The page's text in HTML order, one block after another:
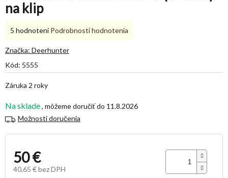
na klip
Kód: 5555
Na sklade
11.8.2026
Možnosti doručenia
50 €
40,65 € bez DPH
Záruka 2 roky
Priemerné
produktu
5,0
5
5 hodnotení Podrobnosti hodnotenia
Značka: Deerhunter